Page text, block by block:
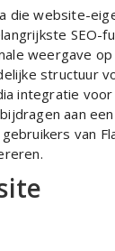
die website-
SEO-
weergave op
structuur
integratie
aan
van